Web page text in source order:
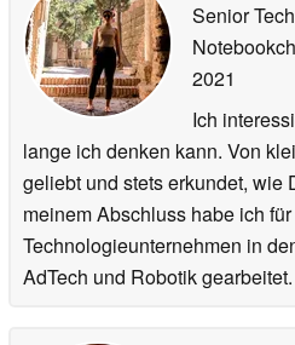
Senior
2021
Ich
lange ich denken kann. Von
geliebt und stets erkundet, wie
meinem Abschluss habe ich
Technologieunternehmen in
AdTech und Robotik gearbeitet.